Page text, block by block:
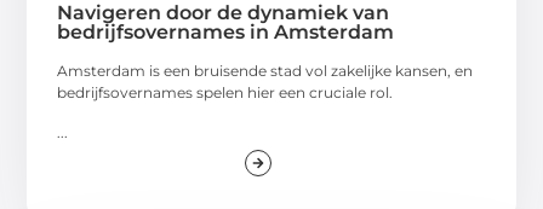
Navigeren door de dynamiek van
bedrijfsovernames in Amsterdam
Amsterdam is een bruisende stad vol zakelijke kansen, en
bedrijfsovernames spelen hier een cruciale rol.